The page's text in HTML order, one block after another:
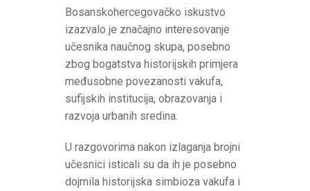
Bosanskohercegovačko iskustvo
izazvalo je značajno interesovanje
učesnika naučnog skupa, posebno
zbog bogatstva historijskih primjera
međusobne povezanosti vakufa,
sufijskih institucija, obrazovanja i
razvoja urbanih sredina.
U razgovorima nakon izlaganja brojni
učesnici isticali su da ih je posebno
dojmila historijska simbioza vakufa i